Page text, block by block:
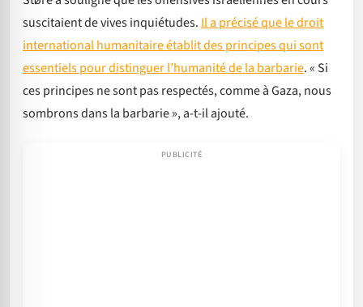
suscitaient de vives inquiétudes. Il a précisé que le droit
international humanitaire établit des principes qui sont
essentiels pour distinguer l’humanité de la barbarie. « Si
ces principes ne sont pas respectés, comme à Gaza, nous
sombrons dans la barbarie », a-t-il ajouté.